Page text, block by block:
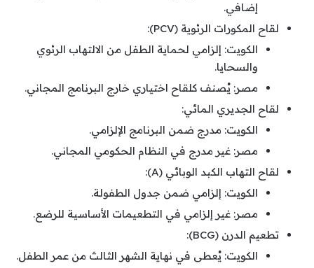
إضافي.
لقاح المكورات الرئوية (PCV):
الكويت: إلزامي لحماية الطفل من الالتهاب الرئوي
والسحايا.
مصر: يُصنف كلقاح اختياري خارج البرنامج المجاني.
لقاح الجديري المائي:
الكويت: مدرج ضمن البرنامج الإلزامي.
مصر: غير مدرج في النظام الحكومي المجاني.
لقاح التهاب الكبد الوبائي (A):
الكويت: إلزامي ضمن جدول الطفولة.
مصر: غير إلزامي في التطعيمات الأساسية للرضع.
تطعيم الدرن (BCG):
الكويت: يُعطى في نهاية الشهر الثالث من عمر الطفل.